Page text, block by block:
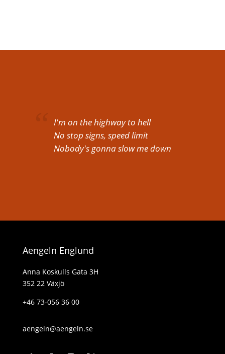
I'm on the highway to hell
No stop signs, speed limit
Nobody's gonna slow me down
Aengeln Englund
Anna Koskulls Gata 3H
352 22 Växjö
+46 73-056 36 00
aengeln@aengeln.se